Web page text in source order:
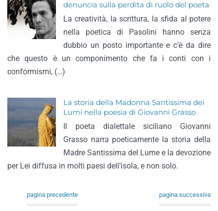
denuncia sulla perdita di ruolo del poeta
La creatività, la scrittura, la sfida al potere
nella poetica di Pasolini hanno senza
dubbio un posto importante e c’è da dire
che questo è un componimento che fa i conti con i
conformismi, (…)
La storia della Madonna Santissima dei
Lumi nella poesia di Giovanni Grasso
Il poeta dialettale siciliano Giovanni
Grasso narra poeticamente la storia della
Madre Santissima del Lume e la devozione
per Lei diffusa in molti paesi dell’isola, e non solo.
pagina precedente pagina successiva